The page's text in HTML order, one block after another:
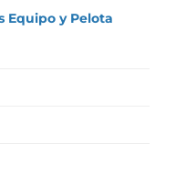
Equipo y Pelota